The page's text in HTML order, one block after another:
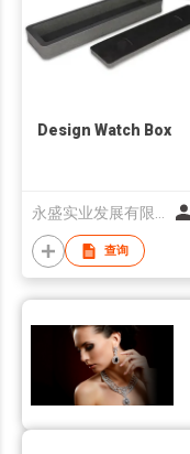
Design Watch Box
永盛实业发展有限公司
查询